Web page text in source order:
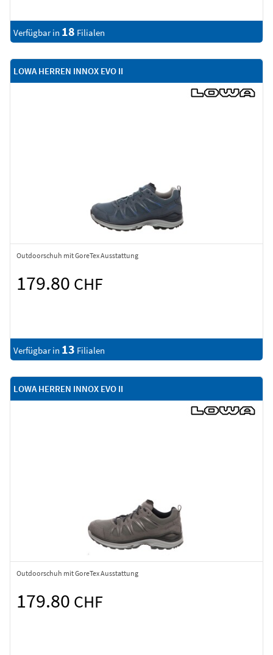
Verfügbar in 18 Filialen
LOWA HERREN INNOX EVO II
Outdoorschuh mit GoreTex Ausstattung
179.80 CHF
Verfügbar in 13 Filialen
LOWA HERREN INNOX EVO II
Outdoorschuh mit GoreTex Ausstattung
179.80 CHF